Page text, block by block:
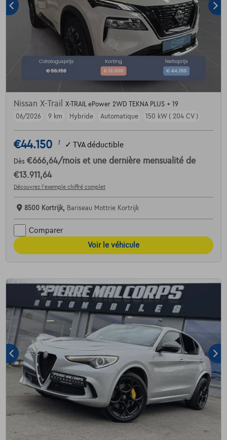
Nissan X-Trail
X-TRAIL ePower 2WD TEKNA PLUS + 19
06/2026
9 km Hybride Automatique 150 kW ( 204 CV )
€44.150 1 ✓ TVA déductible
Dès €666,64/mois et une dernière mensualité de
€13.911,64
Découvrez l’exemple chiffré complet
8500 Kortrijk, Bariseau Mottrie Kortrijk
Comparer
Voir le véhicule